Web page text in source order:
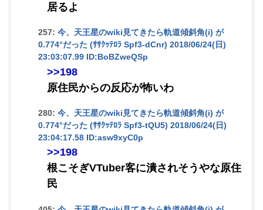
居るよ
257: 今、天王星のwiki見てきたら軌道傾斜角(i) が
0.774°だった (ｻｻｸｯﾃﾛﾗ Spf3-dCnr) 2018/06/24(日)
23:03:07.99 ID:BoBZweQSp
>>198
原住民からの反応が怖いわ
280: 今、天王星のwiki見てきたら軌道傾斜角(i) が
0.774°だった (ｻｻｸｯﾃﾛﾗ Spf3-tQU5) 2018/06/24(日)
23:04:17.58 ID:asw9xyC0p
>>198
根こそぎVTuber客に潰されそうやな原住
民